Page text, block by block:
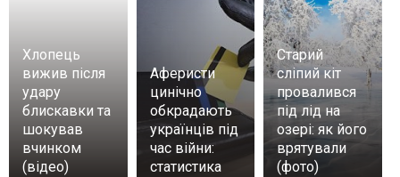
Хлопець
вижив після
удару
блискавки та
шокував
вчинком
(відео)
Аферисти
цинічно
обкрадають
українців під
час війни:
статистика
Старий
сліпий кіт
провалився
під лід на
озері: як його
врятували
(фото)